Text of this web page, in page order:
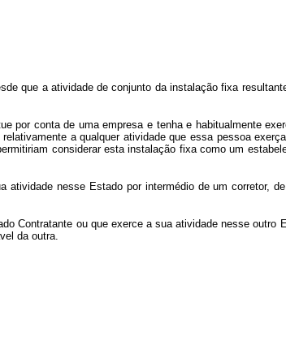
que a atividade de conjunto da instalação fixa
conta de uma empresa e tenha e habitualmente
a qualquer atividade que essa pessoa
considerar esta instalação fixa como um
nesse Estado por intermédio de um corretor,
ou que exerce a sua atividade nesse outro
da outra.